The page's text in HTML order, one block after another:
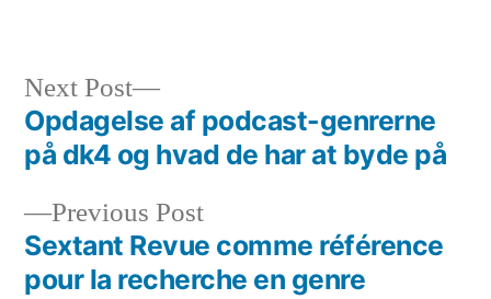
Previous Post
Sextant Revue comme référence
pour la recherche en genre
Next Post
Opdagelse af podcast-genrerne
på dk4 og hvad de har at byde på